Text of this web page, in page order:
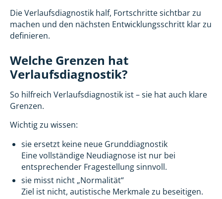
Die Verlaufsdiagnostik half, Fortschritte sichtbar zu
machen und den nächsten Entwicklungsschritt klar zu
definieren.
Welche Grenzen hat
Verlaufsdiagnostik?
So hilfreich Verlaufsdiagnostik ist – sie hat auch klare
Grenzen.
Wichtig zu wissen:
sie ersetzt keine neue Grunddiagnostik
Eine vollständige Neudiagnose ist nur bei
entsprechender Fragestellung sinnvoll.
sie misst nicht „Normalität“
Ziel ist nicht, autistische Merkmale zu beseitigen.